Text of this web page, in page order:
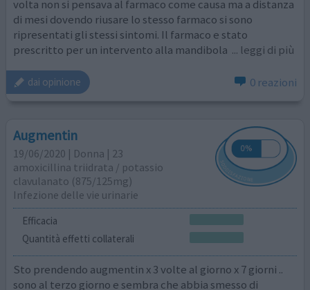
volta non si pensava al farmaco come causa ma a distanza
di mesi dovendo riusare lo stesso farmaco si sono
ripresentati gli stessi sintomi. Il farmaco e stato
prescritto per un intervento alla mandibola ... leggi di più
dai opinione 0 reazioni
Augmentin
19/06/2020 | Donna | 23
amoxicillina triidrata / potassio
clavulanato (875/125mg)
Infezione delle vie urinarie
Efficacia
Quantità effetti collaterali
Sto prendendo augmentin x 3 volte al giorno x 7 giorni ..
sono al terzo giorno e sembra che abbia smesso di